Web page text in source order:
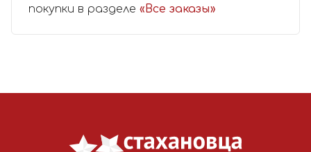
покупки в разделе «Все заказы»